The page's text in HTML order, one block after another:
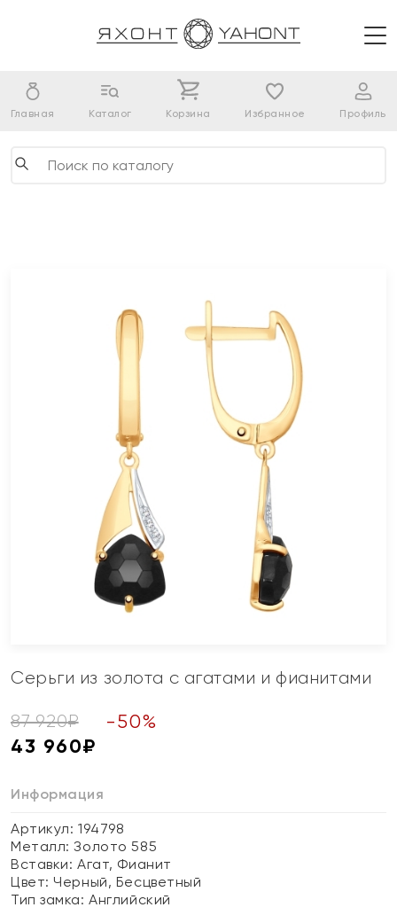
Главная Каталог Корзина Избранное Профиль
Серьги из золота с агатами и фианитами
87 920₽ -50%
43 960₽
Информация
Артикул: 194798
Металл:Золото 585
Вставки:Агат, Фианит
Цвет:Черный, Бесцветный
Тип замка:Английский